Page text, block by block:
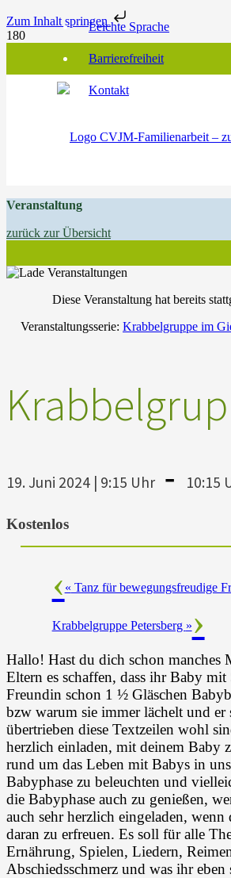
Zum Inhalt springenLeichte Sprache
Barrierefreiheit
Kontakt
Veranstaltung
zurück zur Übersicht
Diese Veranstaltung hat bereits
Veranstaltungsserie: Krabbelgruppe im
19. Juni 2024 | 9:15 Uhr - 10:15
Kostenlos
« Tanz für bewegungsfreudige
Krabbelgruppe Petersberg »
Hallo! Hast du dich schon
Eltern es schaffen, dass ihr Baby
Freundin schon 1 ½ Gläschen
bzw warum sie immer lächelt und
übertrieben diese Textzeilen wohl
herzlich einladen, mit deinem Baby
rund um das Leben mit Babys in
Babyphase zu beleuchten und
die Babyphase auch zu genießen,
auch sehr herzlich eingeladen,
daran zu erfreuen. Es soll für alle
Ernährung, Spielen, Liedern,
Abschiedsschmerz und was ihr